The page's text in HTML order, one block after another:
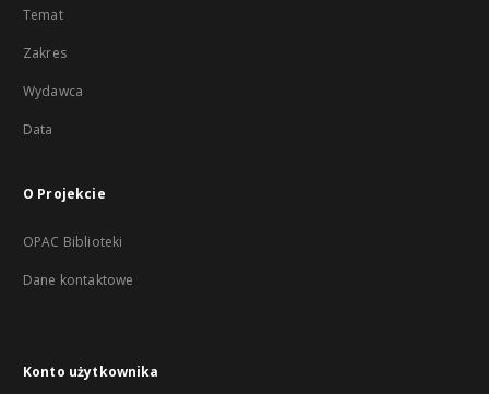
Temat
Zakres
Wydawca
Data
O Projekcie
OPAC Biblioteki
Dane kontaktowe
Konto użytkownika